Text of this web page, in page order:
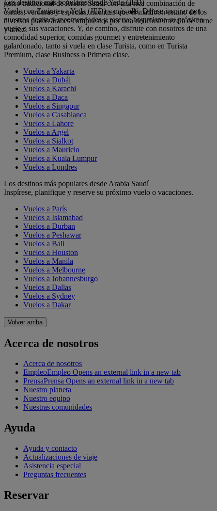
guiso tradicional de Arabia Saudí con una rica combinación de
carnes, verduras y especias, mientras que el madfoon es uno de los
diversos platos árabes compuestos por una deliciosa mezcla de carne
y arroz.
Los destinos más populares desde Yeda (JED)
Vuele con Emirates a Yeda (JED) y más allá. Déjese inspirar por
nuestros destinos recomendados y reserve hoy mismo su próximo
vuelo o sus vacaciones. Y, de camino, disfrute con nosotros de una
comodidad superior, comidas gourmet y entretenimiento
galardonado, tanto si vuela en clase Turista, como en Turista
Premium, clase Business o Primera clase.
Vuelos a Yakarta
Vuelos a Dubái
Vuelos a Karachi
Vuelos a Daca
Vuelos a Singapur
Vuelos a Casablanca
Vuelos a Lahore
Vuelos a Argel
Vuelos a Sialkot
Vuelos a Mauricio
Vuelos a Kuala Lumpur
Vuelos a Londres
Los destinos más populares desde Arabia Saudí
Inspírese, planifique y reserve su próximo vuelo o vacaciones.
Vuelos a París
Vuelos a Islamabad
Vuelos a Durban
Vuelos a Peshawar
Vuelos a Bali
Vuelos a Houston
Vuelos a Manila
Vuelos a Melbourne
Vuelos a Johannesburgo
Vuelos a Dallas
Vuelos a Sydney
Vuelos a Dakar
Volver arriba
Acerca de nosotros
Acerca de nosotros
EmpleoEmpleo Opens an external link in a new tab
PrensaPrensa Opens an external link in a new tab
Nuestro planeta
Nuestro equipo
Nuestras comunidades
Ayuda
Ayuda y contacto
Actualizaciones de viaje
Asistencia especial
Preguntas frecuentes
Reservar